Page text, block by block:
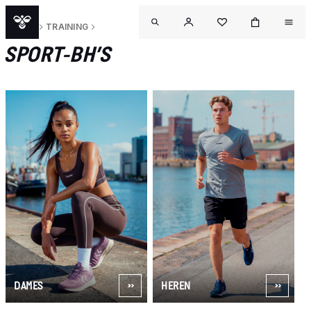
SPORT TRAINING
SPORT-BH’S
DAMES HEREN